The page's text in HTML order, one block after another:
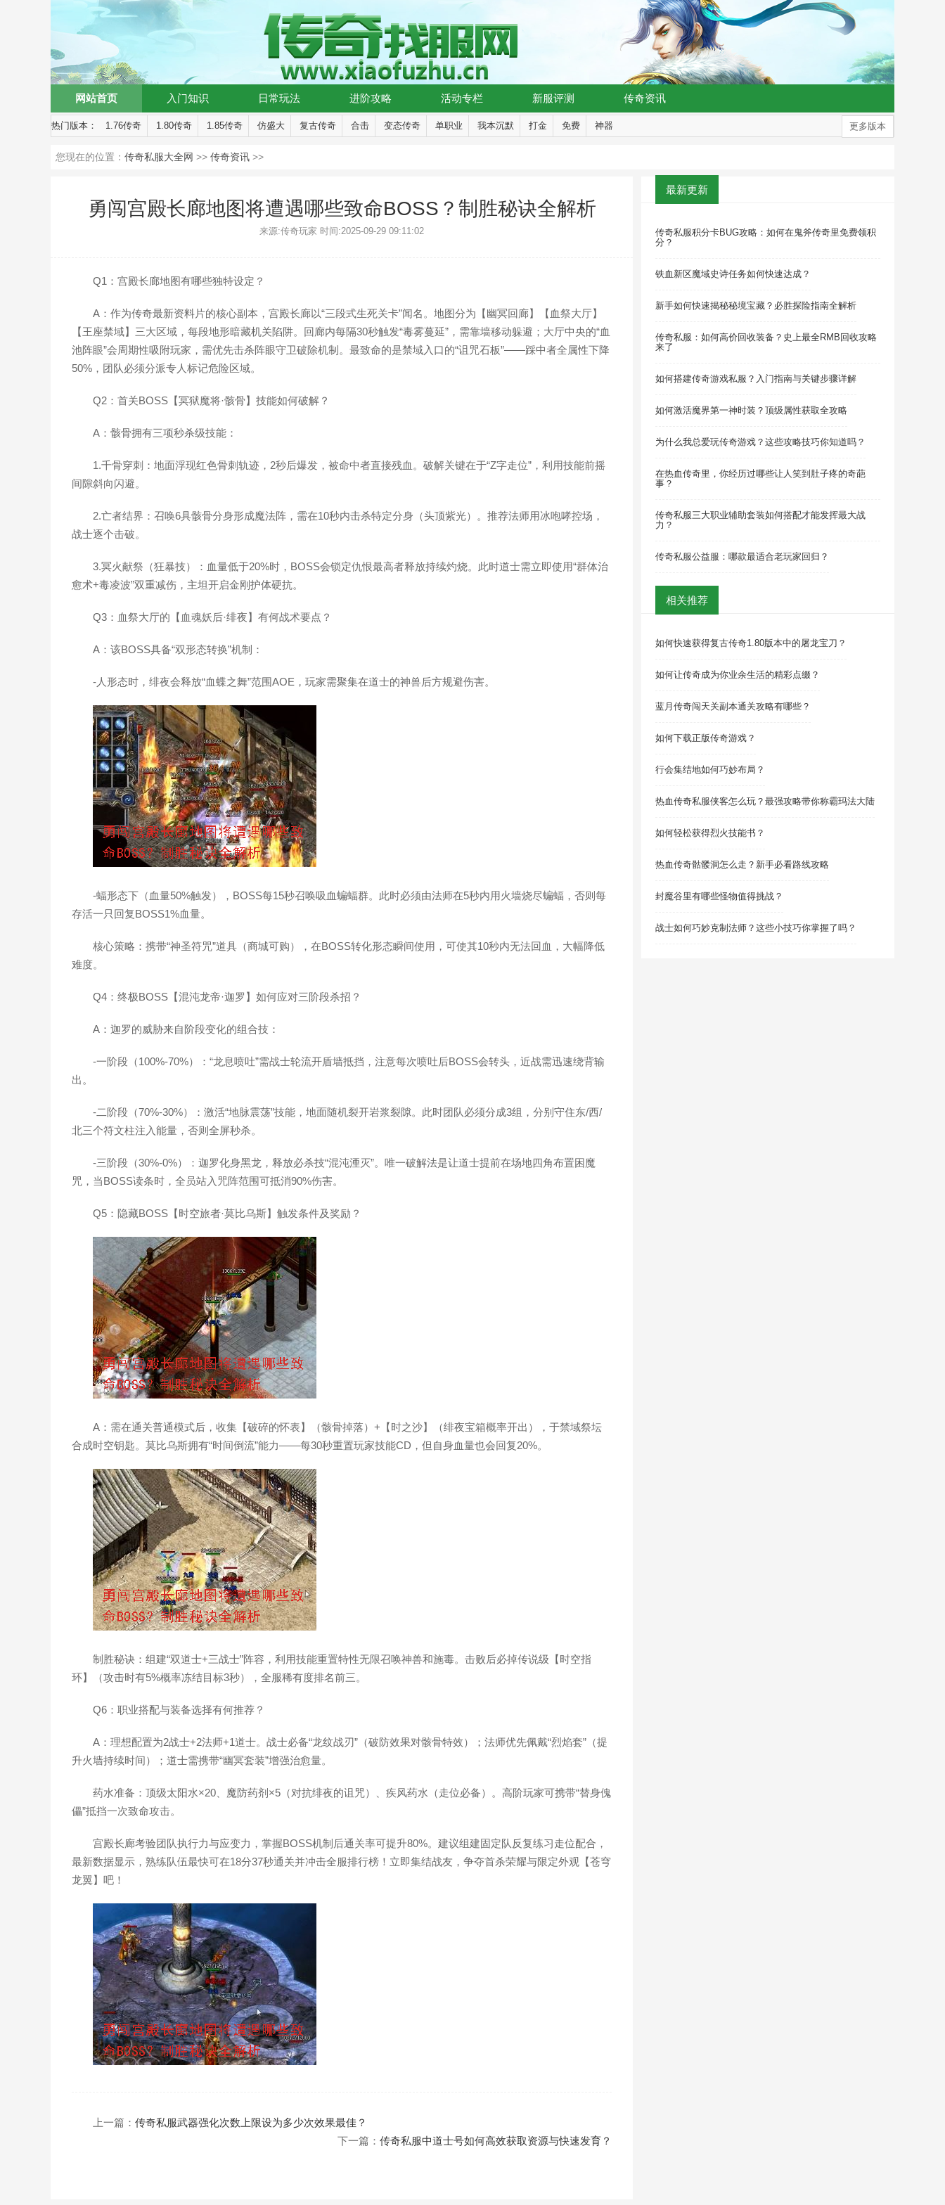
网站首页 入门知识 日常玩法 进阶攻略 活动专栏 新服评测 传奇资讯
热门版本： 1.76传奇 1.80传奇 1.85传奇 仿盛大 复古传奇 合击 变态传奇 单职业 我本沉默 打金 免费 神器 更多版本
您现在的位置： 传奇私服大全网 >> 传奇资讯 >>
勇闯宫殿长廊地图将遭遇哪些致命BOSS？制胜秘诀全解析
来源:传奇玩家 时间:2025-09-29 09:11:02
Q1：宫殿长廊地图有哪些独特设定？
A：作为传奇最新资料片的核心副本，宫殿长廊以“三段式生死关卡”闻名。地图分为【幽冥回廊】【血祭大厅】
【王座禁域】三大区域，每段地形暗藏机关陷阱。回廊内每隔30秒触发“毒雾蔓延”，需靠墙移动躲避；大厅中央的“血
池阵眼”会周期性吸附玩家，需优先击杀阵眼守卫破除机制。最致命的是禁域入口的“诅咒石板”——踩中者全属性下降
50%，团队必须分派专人标记危险区域。
Q2：首关BOSS【冥狱魔将·骸骨】技能如何破解？
A：骸骨拥有三项秒杀级技能：
1.千骨穿刺：地面浮现红色骨刺轨迹，2秒后爆发，被命中者直接残血。破解关键在于“Z字走位”，利用技能前摇
间隙斜向闪避。
2.亡者结界：召唤6具骸骨分身形成魔法阵，需在10秒内击杀特定分身（头顶紫光）。推荐法师用冰咆哮控场，
战士逐个击破。
3.冥火献祭（狂暴技）：血量低于20%时，BOSS会锁定仇恨最高者释放持续灼烧。此时道士需立即使用“群体治
愈术+毒凌波”双重减伤，主坦开启金刚护体硬抗。
Q3：血祭大厅的【血魂妖后·绯夜】有何战术要点？
A：该BOSS具备“双形态转换”机制：
-人形态时，绯夜会释放“血蝶之舞”范围AOE，玩家需聚集在道士的神兽后方规避伤害。
-蝠形态下（血量50%触发），BOSS每15秒召唤吸血蝙蝠群。此时必须由法师在5秒内用火墙烧尽蝙蝠，否则每
存活一只回复BOSS1%血量。
核心策略：携带“神圣符咒”道具（商城可购），在BOSS转化形态瞬间使用，可使其10秒内无法回血，大幅降低
难度。
Q4：终极BOSS【混沌龙帝·迦罗】如何应对三阶段杀招？
A：迦罗的威胁来自阶段变化的组合技：
-一阶段（100%-70%）：“龙息喷吐”需战士轮流开盾墙抵挡，注意每次喷吐后BOSS会转头，近战需迅速绕背输
出。
-二阶段（70%-30%）：激活“地脉震荡”技能，地面随机裂开岩浆裂隙。此时团队必须分成3组，分别守住东/西/
北三个符文柱注入能量，否则全屏秒杀。
-三阶段（30%-0%）：迦罗化身黑龙，释放必杀技“混沌湮灭”。唯一破解法是让道士提前在场地四角布置困魔
咒，当BOSS读条时，全员站入咒阵范围可抵消90%伤害。
Q5：隐藏BOSS【时空旅者·莫比乌斯】触发条件及奖励？
A：需在通关普通模式后，收集【破碎的怀表】（骸骨掉落）+【时之沙】（绯夜宝箱概率开出），于禁域祭坛
合成时空钥匙。莫比乌斯拥有“时间倒流”能力——每30秒重置玩家技能CD，但自身血量也会回复20%。
制胜秘诀：组建“双道士+三战士”阵容，利用技能重置特性无限召唤神兽和施毒。击败后必掉传说级【时空指
环】（攻击时有5%概率冻结目标3秒），全服稀有度排名前三。
Q6：职业搭配与装备选择有何推荐？
A：理想配置为2战士+2法师+1道士。战士必备“龙纹战刃”（破防效果对骸骨特效）；法师优先佩戴“烈焰套”（提
升火墙持续时间）；道士需携带“幽冥套装”增强治愈量。
药水准备：顶级太阳水×20、魔防药剂×5（对抗绯夜的诅咒）、疾风药水（走位必备）。高阶玩家可携带“替身傀
儡”抵挡一次致命攻击。
宫殿长廊考验团队执行力与应变力，掌握BOSS机制后通关率可提升80%。建议组建固定队反复练习走位配合，
最新数据显示，熟练队伍最快可在18分37秒通关并冲击全服排行榜！立即集结战友，争夺首杀荣耀与限定外观【苍穹
龙翼】吧！
上一篇： 传奇私服武器强化次数上限设为多少次效果最佳？
下一篇： 传奇私服中道士号如何高效获取资源与快速发育？
最新更新
传奇私服积分卡BUG攻略：如何在鬼斧传奇里免费领积
分？
铁血新区魔域史诗任务如何快速达成？
新手如何快速揭秘秘境宝藏？必胜探险指南全解析
传奇私服：如何高价回收装备？史上最全RMB回收攻略
来了
如何搭建传奇游戏私服？入门指南与关键步骤详解
如何激活魔界第一神时装？顶级属性获取全攻略
为什么我总爱玩传奇游戏？这些攻略技巧你知道吗？
在热血传奇里，你经历过哪些让人笑到肚子疼的奇葩
事？
传奇私服三大职业辅助套装如何搭配才能发挥最大战
力？
传奇私服公益服：哪款最适合老玩家回归？
相关推荐
如何快速获得复古传奇1.80版本中的屠龙宝刀？
如何让传奇成为你业余生活的精彩点缀？
蓝月传奇闯天关副本通关攻略有哪些？
如何下载正版传奇游戏？
行会集结地如何巧妙布局？
热血传奇私服侠客怎么玩？最强攻略带你称霸玛法大陆
如何轻松获得烈火技能书？
热血传奇骷髅洞怎么走？新手必看路线攻略
封魔谷里有哪些怪物值得挑战？
战士如何巧妙克制法师？这些小技巧你掌握了吗？